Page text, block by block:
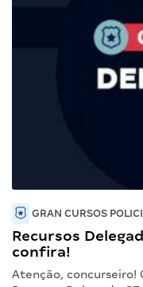
GRAN CURSOS
Recursos
confira!
Atenção, concurseiro!